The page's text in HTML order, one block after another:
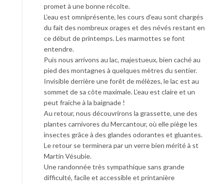
promet à une bonne récolte.
L’eau est omniprésente, les cours d’eau sont chargés
du fait des nombreux orages et des névés restant en
ce début de printemps. Les marmottes se font
entendre.
Puis nous arrivons au lac, majestueux, bien caché au
pied des montagnes à quelques mètres du sentier.
Invisible derrière une forêt de mélèzes, le lac est au
sommet de sa côte maximale. L’eau est claire et un
peut fraiche à la baignade !
Au retour, nous découvrirons la grassette, une des
plantes carnivores du Mercantour, où elle piège les
insectes grâce à des glandes odorantes et gluantes.
Le retour se terminera par un verre bien mérité à st
Martin Vésubie.
Une randonnée très sympathique sans grande
difficulté, facile et accessible et printanière